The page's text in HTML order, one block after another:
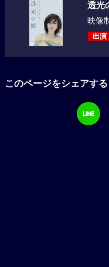
透光
映像
出演
このページをシェアする